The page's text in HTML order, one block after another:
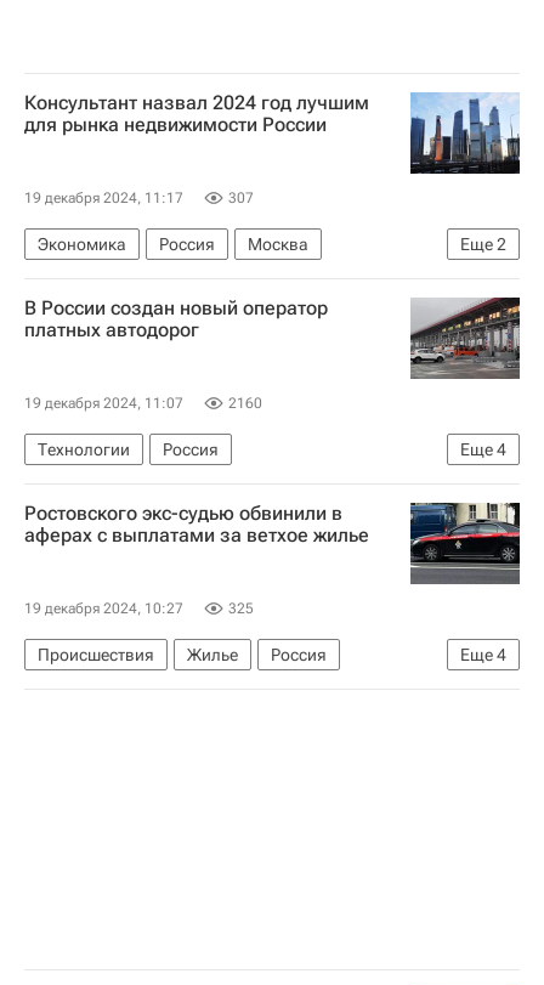
Консультант назвал 2024 год лучшим
для рынка недвижимости России
19 декабря 2024, 11:17 307
Еще2
Экономика Россия
Москва
Коммерческая недвижимость
Инвестиции
В России создан новый оператор
платных автодорог
19 декабря 2024, 11:07 2160
Еще4
Технологии
Россия
Московская область (Подмосковье)
Дороги
Инфраструктура
Строительство
Ростовского экс-судью обвинили в
аферах с выплатами за ветхое жилье
19 декабря 2024, 10:27 325
Еще4
Происшествия Жилье
Россия
Ростовская область
Шахты